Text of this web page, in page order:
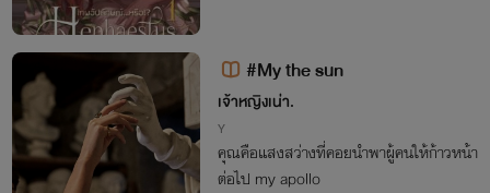
#My the sun
เจ้าหญิงเน่า.
Y
คุณคือแสงสว่างที่คอยนำพาผู้คนให้ก้าวหน้า
ต่อไป my apollo